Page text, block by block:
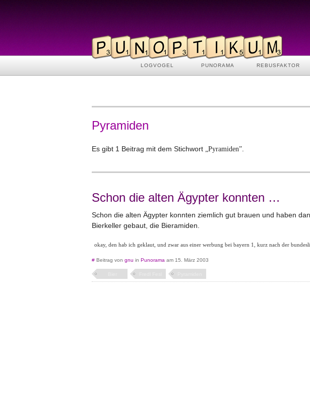
LOGVOGEL PUNORAMA REBUSFAKTOR
Pyramiden
Es gibt 1 Beitrag mit dem Stichwort „Pyramiden”
Schon die alten Ägypter konnten …
Schon die alten Ägypter konnten ziemlich gut brauen und haben
Bierkeller gebaut, die Bieramiden.
okay, den hab ich geklaut, und zwar aus einer werbung bei bayern 1, kurz nach der
# Beitrag von gnu in Punorama am 15. März 2003